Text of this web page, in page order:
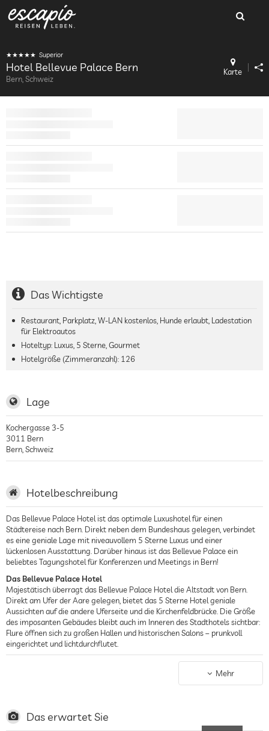
Superior
Hotel Bellevue Palace Bern
Bern, Schweiz
Karte
Das Wichtigste
Restaurant, Parkplatz, W-LAN kostenlos, Hunde erlaubt, Ladestation
für Elektroautos
Hoteltyp: Luxus, 5 Sterne, Gourmet
Hotelgröße (Zimmeranzahl): 126
Lage
Kochergasse 3-5
3011 Bern
Bern Schweiz
Hotelbeschreibung
Das Bellevue Palace Hotel ist das optimale Luxushotel für einen
Städtereise nach Bern. Direkt neben dem Bundeshaus gelegen, verbindet
es eine geniale Lage mit niveauvollem 5 Sterne Luxus und einer
lückenlosen Ausstattung. Darüber hinaus ist das Bellevue Palace ein
beliebtes Tagungshotel für Konferenzen und Meetings in Bern!
Das Bellevue Palace Hotel
Majestätisch überragt das Bellevue Palace Hotel die Altstadt von Bern.
Direkt am Ufer der Aare gelegen, bietet das 5 Sterne Hotel geniale
Aussichten auf die andere Uferseite und die Kirchenfeldbrücke. Die Größe
des imposanten Gebäudes bleibt auch im Inneren des Stadthotels sichtbar:
Flure öffnen sich zu großen Hallen und historischen Salons – prunkvoll
eingerichtet und lichtdurchflutet.
Erleben Sie Wohnen auf eine ganz besonders harmonische Art, inmitten
dem Gediegensten zwischen Gestern und Morgen. 126 Räume in den
gelegen zum Innenhof oder mit direktem Blick auf das Bundeshaus. 2002
komplett renoviert verbinden sie authentischen Chic mit dem Modernsten,
Mehr
Das erwartet Sie